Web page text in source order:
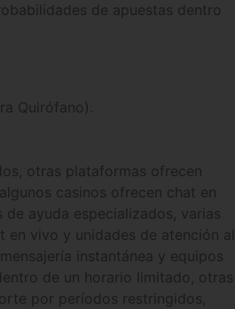
de apuestas dentro
Quirófano).
otras plataformas ofrecen
casinos ofrecen chat en
ayuda especializados, varias
vivo y unidades de atención al
instantánea y equipos
de un horario limitado, otras
por períodos restringidos,